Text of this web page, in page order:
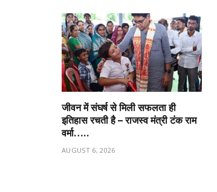
जीवन में संघर्ष से मिली सफलता ही
इतिहास रचती है – राजस्व मंत्री टंक राम
वर्मा…..
AUGUST 6, 2026